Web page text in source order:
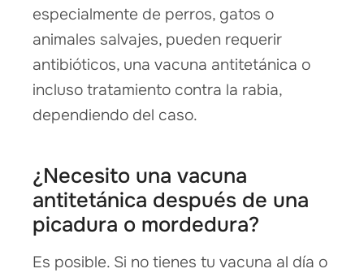
especialmente de perros, gatos o
animales salvajes, pueden requerir
antibióticos, una vacuna antitetánica o
incluso tratamiento contra la rabia,
dependiendo del caso.
¿Necesito una vacuna
antitetánica después de una
picadura o mordedura?
Es posible. Si no tienes tu vacuna al día o